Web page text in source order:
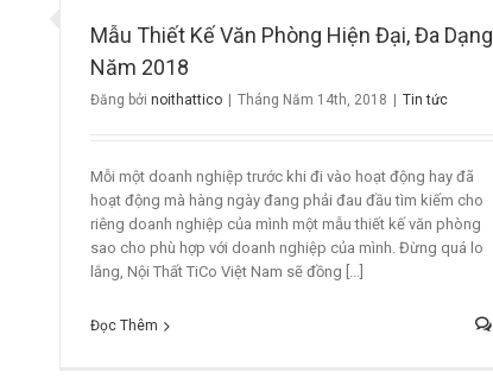
Mẫu Thiết Kế Văn Phòng Hiện Đại, Đa Dạng
Năm 2018
Đăng bởi noithattico | Tháng Năm 14th, 2018 | Tin tức
Mỗi một doanh nghiệp trước khi đi vào hoạt động hay đã
hoạt động mà hàng ngày đang phải đau đầu tìm kiếm cho
riêng doanh nghiệp của mình một mẫu thiết kế văn phòng
sao cho phù hợp với doanh nghiệp của mình. Đừng quá lo
lắng, Nội Thất TiCo Việt Nam sẽ đồng [...]
Đọc Thêm